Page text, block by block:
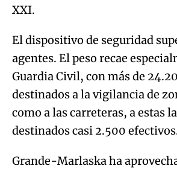
XXI.
El dispositivo de seguridad
agentes. El peso recae
Guardia Civil, con más de
destinados a la vigilancia de
como a las carreteras, a estas
destinados casi 2.500
Grande-Marlaska ha